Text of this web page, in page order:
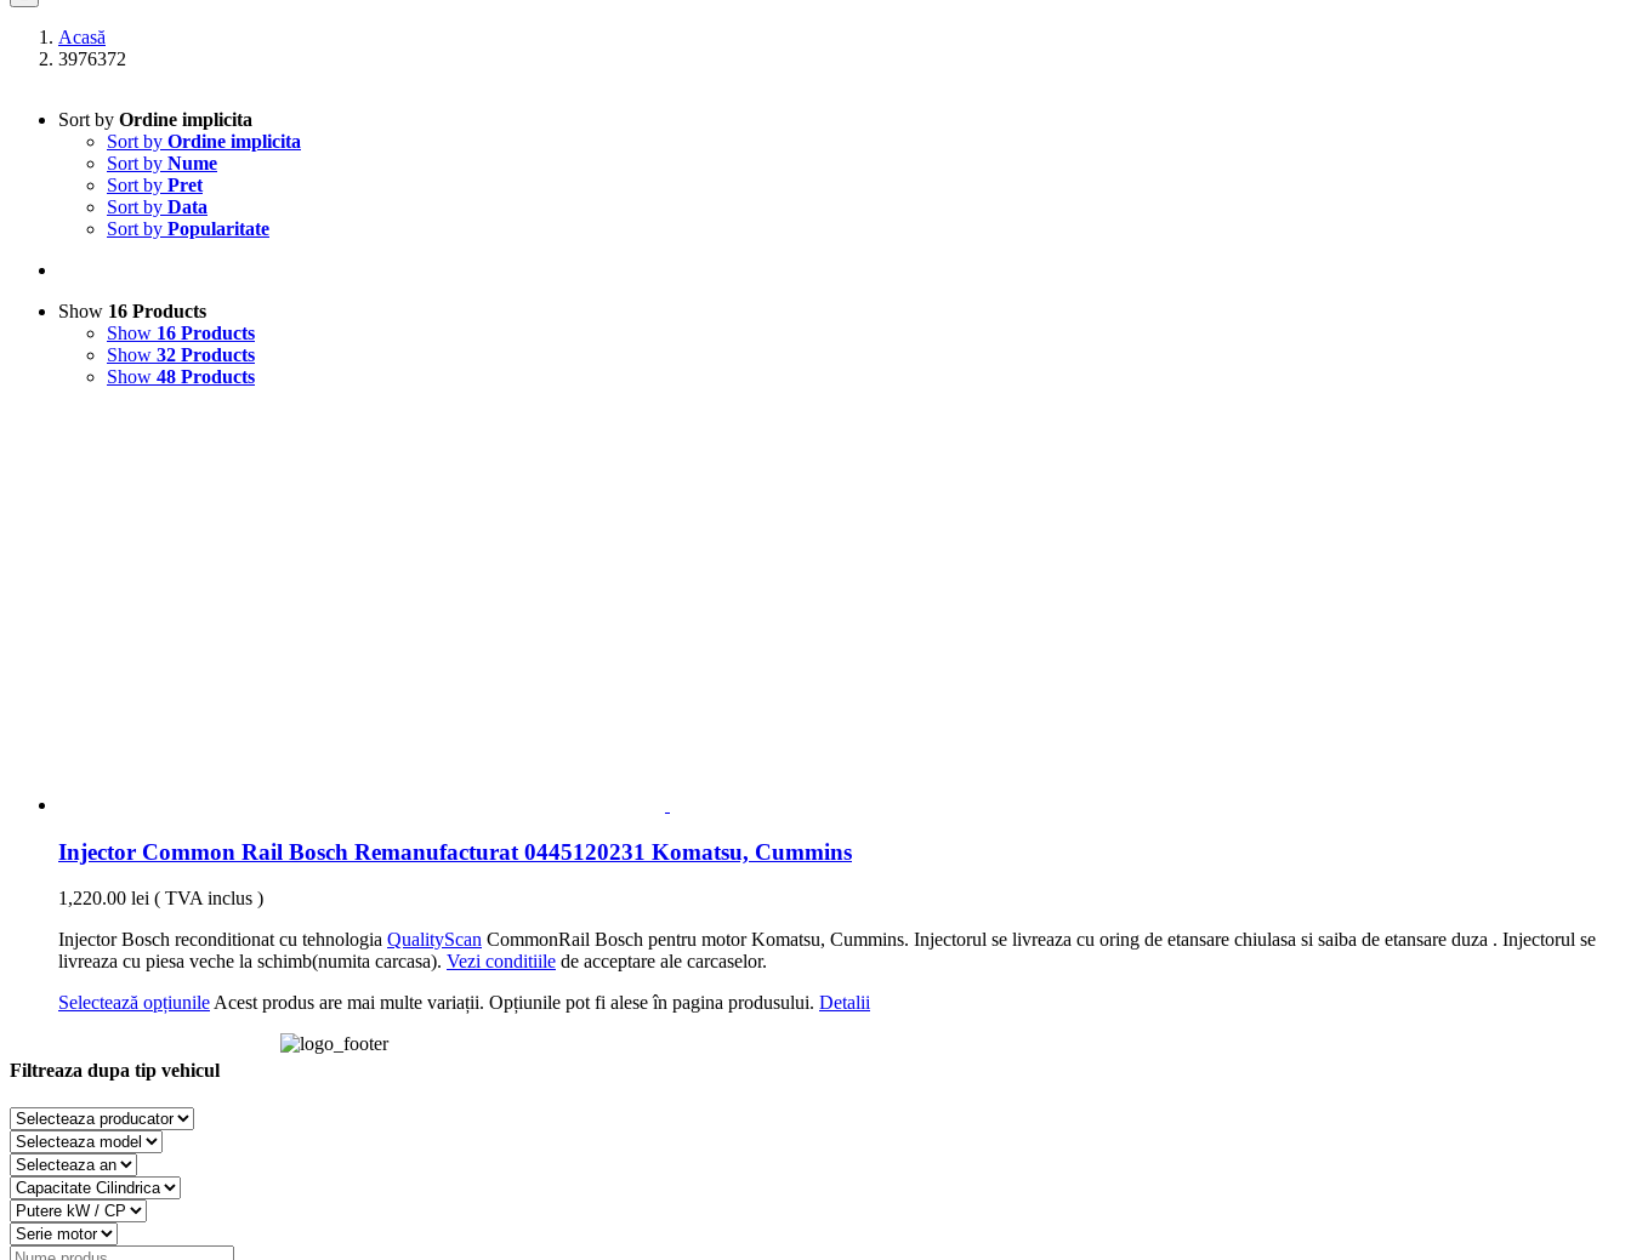
Acasă
3976372
Sort by Ordine implicita
Sort by Ordine implicita
Sort by Nume
Sort by Pret
Sort by Data
Sort by Popularitate
Show 16 Products
Show 16 Products
Show 32 Products
Show 48 Products
Injector Common Rail Bosch Remanufacturat 0445120231 Komatsu, Cummins
1,220.00 lei ( TVA inclus )
Injector Bosch reconditionat cu tehnologia QualityScan CommonRail Bosch pentru motor Komatsu, Cummins. Injectorul se livreaza cu oring de etansare chiulasa si saiba de etansare duza . Injectorul se
livreaza cu piesa veche la schimb(numita carcasa). Vezi conditiile de acceptare ale carcaselor.
Selectează opțiunileAcest produs are mai multe variații. Opțiunile pot fi alese în pagina produsului. Detalii
Filtreaza dupa tip vehicul